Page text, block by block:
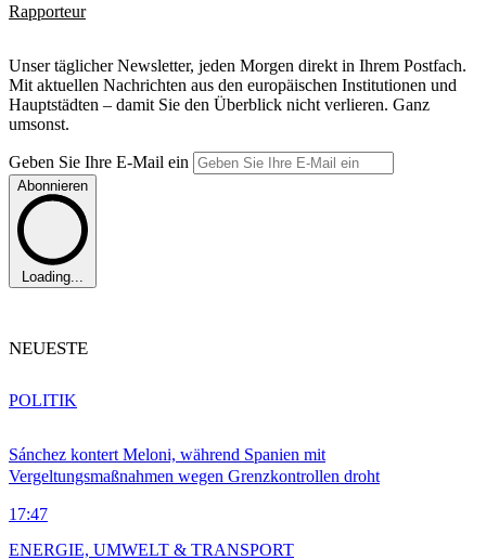
Rapporteur
Unser täglicher Newsletter, jeden Morgen direkt in Ihrem Postfach.
Mit aktuellen Nachrichten aus den europäischen Institutionen und
Hauptstädten – damit Sie den Überblick nicht verlieren. Ganz
umsonst.
Geben Sie Ihre E-Mail ein
Abonnieren
Loading...
NEUESTE
Sánchez kontert Meloni, während Spanien mit
Vergeltungsmaßnahmen wegen Grenzkontrollen droht
17:47
POLITIK
ENERGIE, UMWELT & TRANSPORT